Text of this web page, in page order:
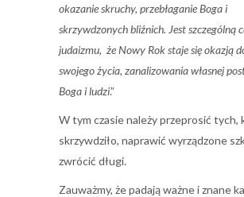
okazanie skruchy, przebłaganie Boga i
skrzywdzonych bliźnich. Jest szczególną
judaizmu, że Nowy Rok staje się okazją
swojego życia, zanalizowania własnej
Boga i ludzi.”
W tym czasie należy przeprosić tych,
skrzywdziło, naprawić wyrządzone
zwrócić długi.
Zauważmy, że padają ważne i znane